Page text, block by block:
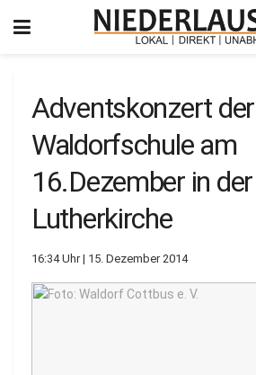
Adventskonzert der
Waldorfschule am
16.Dezember in der
Lutherkirche
16:34 Uhr | 15. Dezember 2014